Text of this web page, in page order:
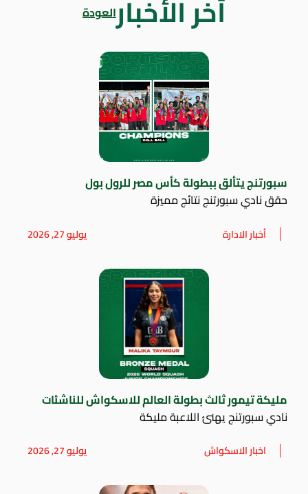
أخر الأخبارالعودة
سبورتنج يتألق ببطولة كأس مصر للرول بول
حقق نادي سبورتنج نتائج مميزة
أخبار الادارة يوليو 27, 2026
مليكة تيمور ثالث بطولة العالم للاسكواش للناشئات
نادي سبورتنج يهنئ اللاعبة مليكة
اخبار الاسكواش يوليو 27, 2026